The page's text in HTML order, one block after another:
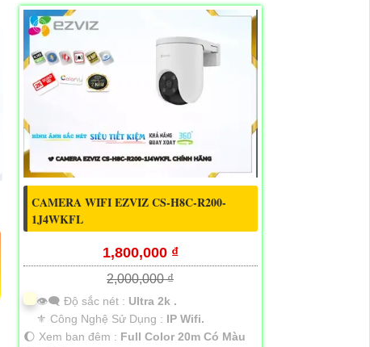
CAMERA WIFI EZVIZ CS-H8C-R200-
1J4WKFL
1,800,000 ₫
2,000,000 ₫
👁️‍🗨 Độ sắc nét : Ultra 2k .
⚜️ Công Nghệ Sử Dụng : IP Wifi.
🌔 Xem ban đêm : Full Color 20m Có Màu